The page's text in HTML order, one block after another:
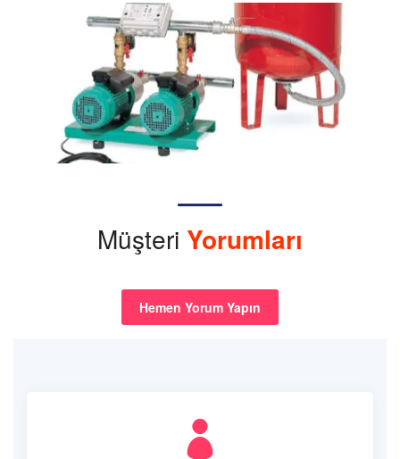
Müşteri Yorumları
Hemen Yorum Yapın